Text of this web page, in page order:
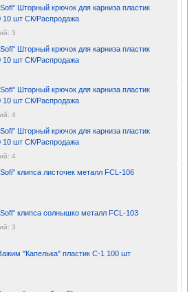
Шторный крючок для карниза пластик
10 шт СК/Распродажа
3
Шторный крючок для карниза пластик
10 шт СК/Распродажа
Шторный крючок для карниза пластик
10 шт СК/Распродажа
4
Шторный крючок для карниза пластик
10 шт СК/Распродажа
4
клипса листочек металл FCL-106
клипса солнышко металл FCL-103
3
"Капелька" пластик С-1 100 шт